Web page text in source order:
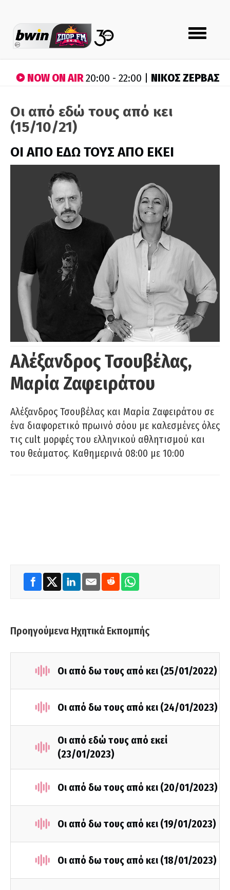
Toggle
navigation
NOW ON AIR20:00 - 22:00 | ΝΙΚΟΣ ΖΕΡΒΑΣ
Οι από εδώ τους από κει
(15/10/21)
ΟΙ ΑΠΟ ΕΔΩ ΤΟΥΣ ΑΠΟ ΕΚΕΙ
Αλέξανδρος Τσουβέλας,
Μαρία Ζαφειράτου
Αλέξανδρος Τσουβέλας και Μαρία Ζαφειράτου σε
ένα διαφορετικό πρωινό σόου με καλεσμένες όλες
τις cult μορφές του ελληνικού αθλητισμού και
του θεάματος. Καθημερινά 08:00 με 10:00
Προηγούμενα Ηχητικά Εκπομπής
Οι από δω τους από κει (25/01/2022)
Οι από δω τους από κει (24/01/2023)
Οι από εδώ τους από εκεί
(23/01/2023)
Οι από δω τους από κει (20/01/2023)
Οι από δω τους από κει (19/01/2023)
Οι από δω τους από κει (18/01/2023)